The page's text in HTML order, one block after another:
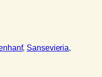
, Sansevieria